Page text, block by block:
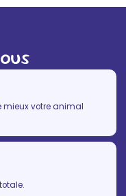
mieux votre animal